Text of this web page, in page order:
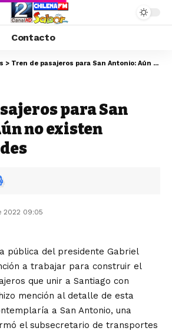
Contacto
> Tren de pasajeros para San Antonio: Aún no existen posibilidades
para San
no existen
2022 09:05
pública del presidente Gabriel
a trabajar para construir el
que unir a Santiago con
mención al detalle de esta
a San Antonio, una
el subsecretario de transportes